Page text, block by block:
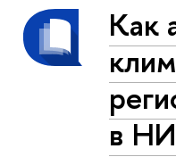
Как
в